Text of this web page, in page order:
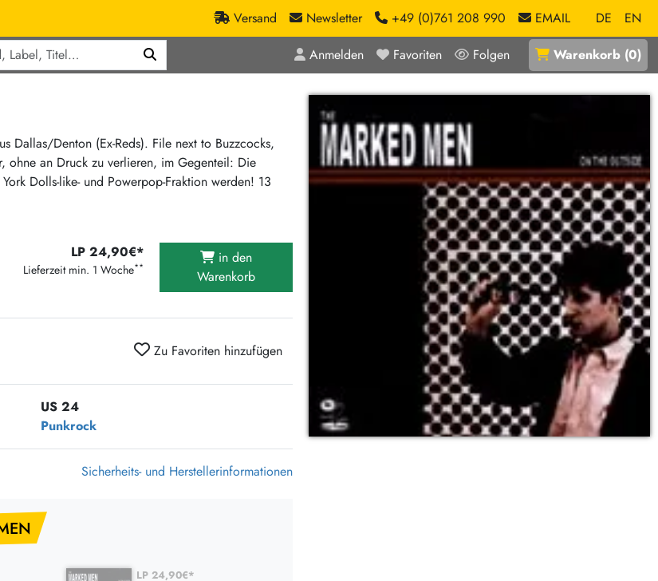
Versand Newsletter +49 (0)761 208 990 EMAIL DE
EN
Crazysane Günstiger
Fuzzorama günstiger
Tapete Records günstiger
Warner Rockerwochen
Universal Vinyl Günstig
International Anthem Sommer 2026
BMG Aktion
Music on Vinyl-Aktion
RSD 2026
FLIGHT 13 REC. SALE
Epitaph Vinyl Günstiger
Anmelden Favoriten Folgen Warenkorb (0)
Dallas/Denton (Ex-Reds). File next to Buzzcocks,
ohne an Druck zu verlieren, im Gegenteil: Die
Dolls-like- und Powerpop-Fraktion werden! 13
LP 24,90€*
Lieferzeit min. 1 Woche**
in den
Warenkorb
Zu Favoriten hinzufügen
US 24
Punkrock
Sicherheits- und Herstellerinformationen
LP 24,90€*